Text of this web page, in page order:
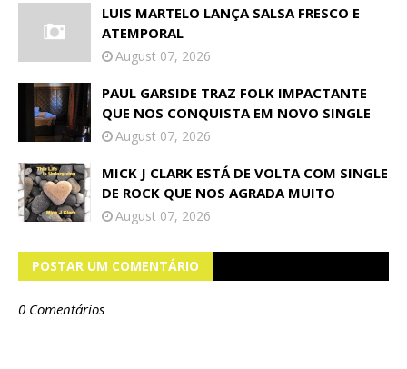
LUIS MARTELO LANÇA SALSA FRESCO E
ATEMPORAL
August 07, 2026
PAUL GARSIDE TRAZ FOLK IMPACTANTE
QUE NOS CONQUISTA EM NOVO SINGLE
August 07, 2026
MICK J CLARK ESTÁ DE VOLTA COM SINGLE
DE ROCK QUE NOS AGRADA MUITO
August 07, 2026
POSTAR UM COMENTÁRIO
0 Comentários